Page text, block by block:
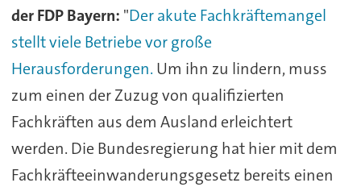
der FDP Bayern: "Der akute Fachkräftemangel
stellt viele Betriebe vor große
Herausforderungen. Um ihn zu lindern, muss
zum einen der Zuzug von qualifizierten
Fachkräften aus dem Ausland erleichtert
werden. Die Bundesregierung hat hier mit dem
Fachkräfteeinwanderungsgesetz bereits einen